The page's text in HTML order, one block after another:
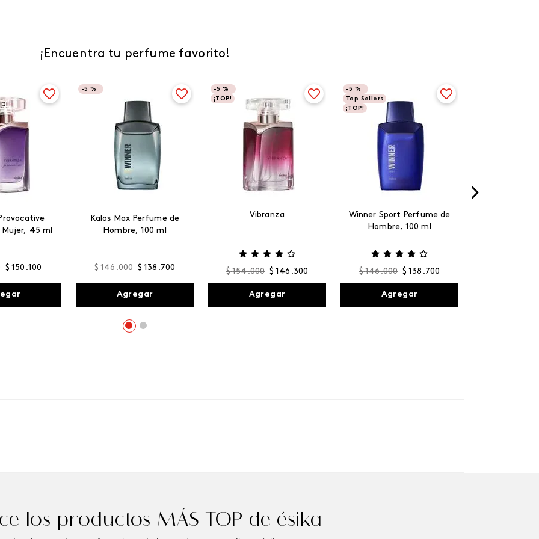
¡Encuentra tu perfume favorito!
45 ml
$ 150 .100
-5 %
Kalos Max Perfume de
Hombre, 100 ml
$ 146.000 $ 138 .700
Agregar
-5 %
¡TOP!
Vibranza
$ 154.000 $ 146 .300
Agregar
-5 %
Top Sellers
¡TOP!
Winner Sport Perfume de
Hombre, 100 ml
$ 146.000 $ 138 .700
Agregar
los productos MÁS TOP de ésika